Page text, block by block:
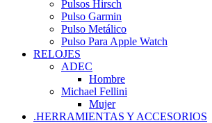
Pulsos Hirsch
Pulso Garmin
Pulso Metálico
Pulso Para Apple Watch
RELOJES
ADEC
Hombre
Michael Fellini
Mujer
.HERRAMIENTAS Y ACCESORIOS